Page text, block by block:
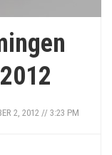
2, 2012 // 3:23 PM